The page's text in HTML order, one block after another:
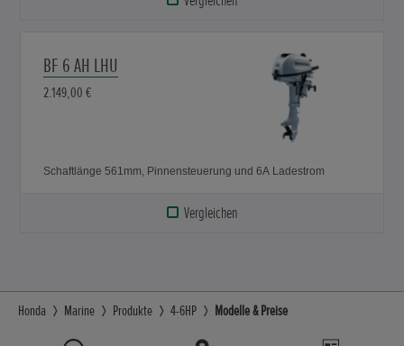
BF 6 AH LHU
2.149,00 €
Schaftlänge 561mm, Pinnensteuerung und 6A Ladestrom
Vergleichen
Honda Marine Produkte 4-6HP Modelle & Preise